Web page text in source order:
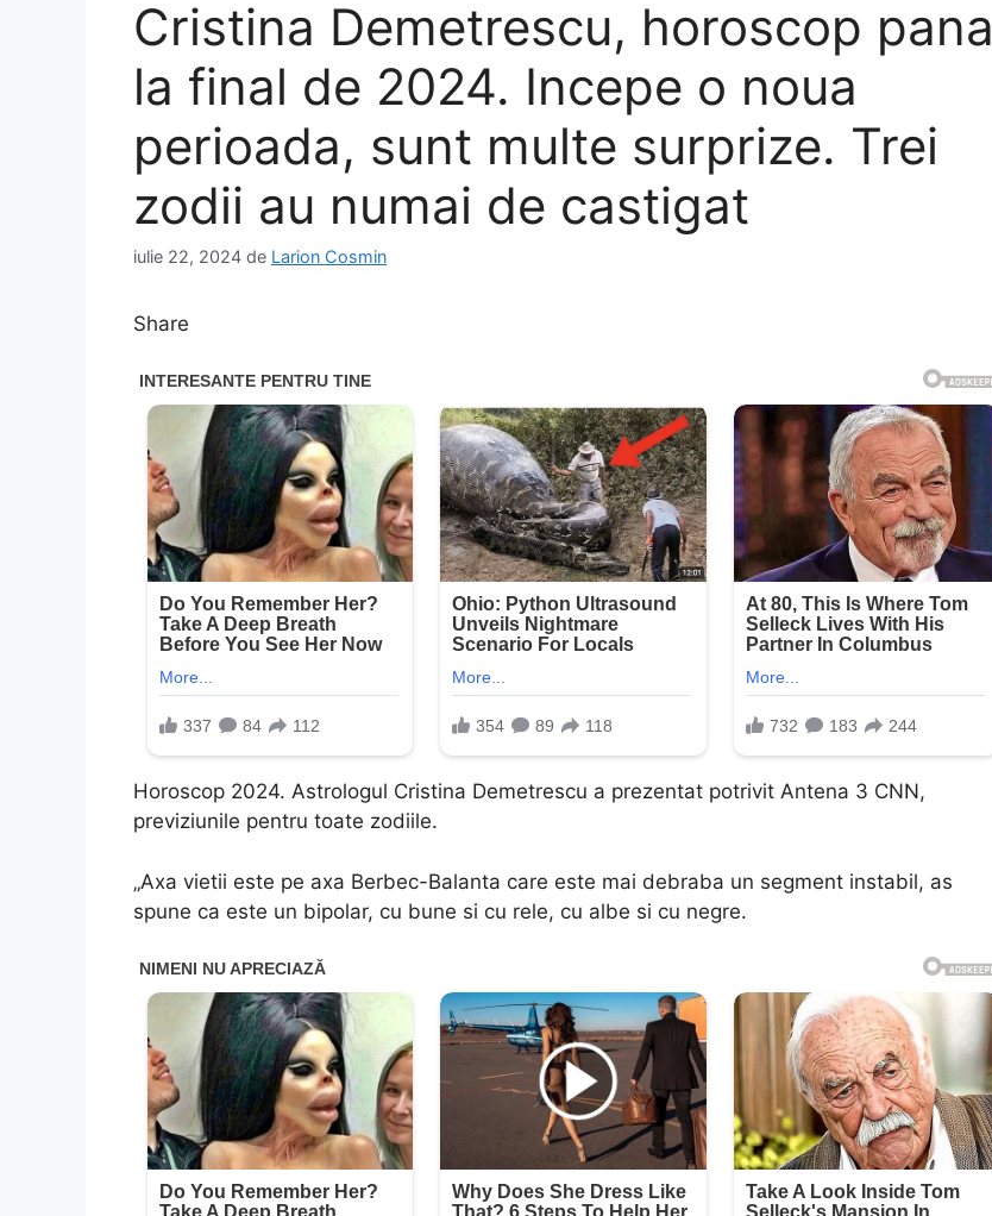
Cristina Demetrescu, horoscop pana
la final de 2024. Incepe o noua
perioada, sunt multe surprize. Trei
zodii au numai de castigat
iulie 22, 2024 de Larion Cosmin
Share
Horoscop 2024. Astrologul Cristina Demetrescu a prezentat potrivit Antena 3 CNN,
previziunile pentru toate zodiile.
„Axa vietii este pe axa Berbec-Balanta care este mai debraba un segment instabil, as
spune ca este un bipolar, cu bune si cu rele, cu albe si cu negre.